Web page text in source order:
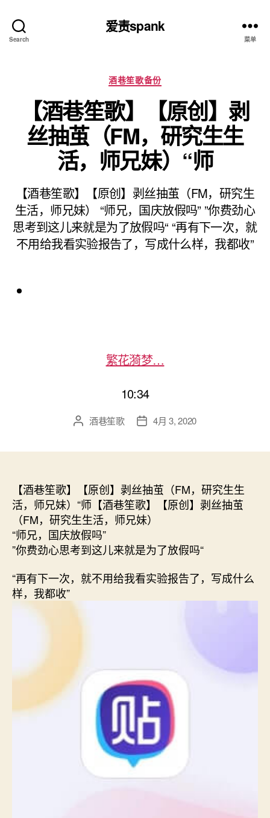
Search
爱责spank
菜单
分
类
酒巷笙歌备份
【酒巷笙歌】【原创】剥
丝抽茧（FM，研究生生
活，师兄妹）“师
【酒巷笙歌】【原创】剥丝抽茧（FM，研究生
生活，师兄妹） “师兄，国庆放假吗” ”你费劲心
思考到这儿来就是为了放假吗“ “再有下一次，就
不用给我看实验报告了，写成什么样，我都收”
繁花漪梦…
10:34
文 酒巷笙歌
发 4月 3, 2020
【酒巷笙歌】【原创】剥丝抽茧（FM，研究生生
活，师兄妹）“师【酒巷笙歌】【原创】剥丝抽茧
（FM，研究生生活，师兄妹）
“师兄，国庆放假吗”
”你费劲心思考到这儿来就是为了放假吗“
“再有下一次，就不用给我看实验报告了，写成什么
样，我都收”